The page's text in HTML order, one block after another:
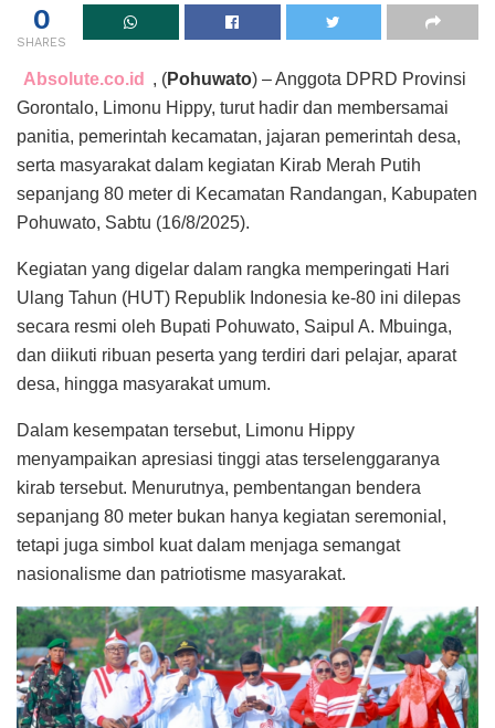
0
SHARES
Absolute.co.id , (Pohuwato) – Anggota DPRD Provinsi
Gorontalo, Limonu Hippy, turut hadir dan membersamai
panitia, pemerintah kecamatan, jajaran pemerintah desa,
serta masyarakat dalam kegiatan Kirab Merah Putih
sepanjang 80 meter di Kecamatan Randangan, Kabupaten
Pohuwato, Sabtu (16/8/2025).
Kegiatan yang digelar dalam rangka memperingati Hari
Ulang Tahun (HUT) Republik Indonesia ke-80 ini dilepas
secara resmi oleh Bupati Pohuwato, Saipul A. Mbuinga,
dan diikuti ribuan peserta yang terdiri dari pelajar, aparat
desa, hingga masyarakat umum.
Dalam kesempatan tersebut, Limonu Hippy
menyampaikan apresiasi tinggi atas terselenggaranya
kirab tersebut. Menurutnya, pembentangan bendera
sepanjang 80 meter bukan hanya kegiatan seremonial,
tetapi juga simbol kuat dalam menjaga semangat
nasionalisme dan patriotisme masyarakat.